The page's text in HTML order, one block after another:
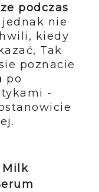
podczas
nie
kiedy
Tak
poznacie
po
-
Milk